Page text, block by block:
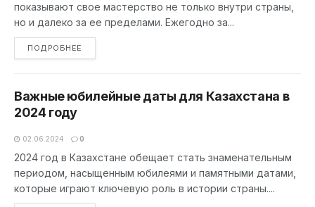
показывают свое мастерство не только внутри страны,
но и далеко за ее пределами. Ежегодно за...
ПОДРОБНЕЕ
Важные юбилейные даты для Казахстана в
2024 году
02.06.2024 0
2024 год в Казахстане обещает стать знаменательным
периодом, насыщенным юбилеями и памятными датами,
которые играют ключевую роль в истории страны....